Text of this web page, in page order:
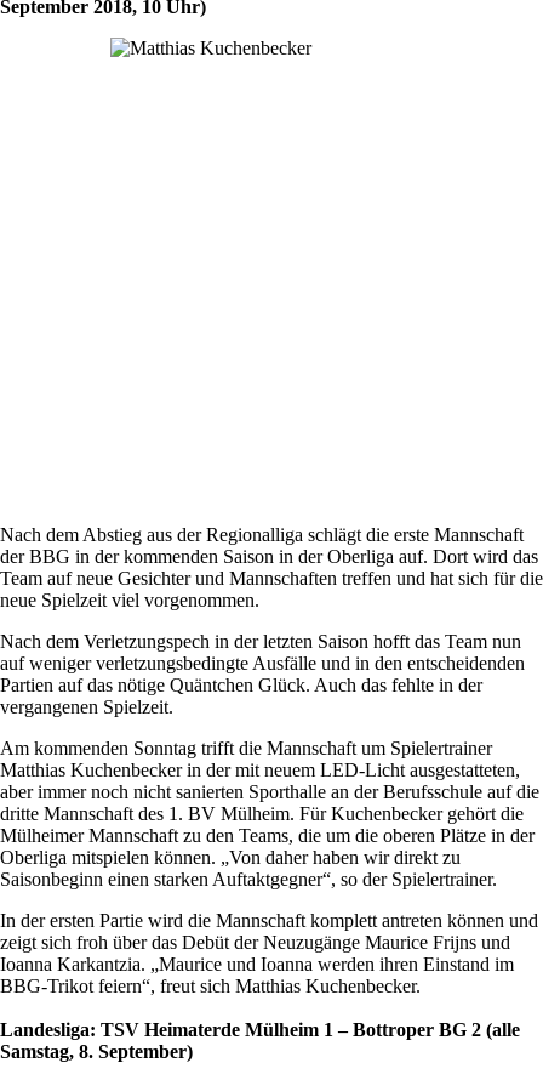
September 2018, 10 Uhr)
Nach dem Abstieg aus der Regionalliga schlägt die erste Mannschaft
der BBG in der kommenden Saison in der Oberliga auf. Dort wird das
Team auf neue Gesichter und Mannschaften treffen und hat sich für die
neue Spielzeit viel vorgenommen.
Nach dem Verletzungspech in der letzten Saison hofft das Team nun
auf weniger verletzungsbedingte Ausfälle und in den entscheidenden
Partien auf das nötige Quäntchen Glück. Auch das fehlte in der
vergangenen Spielzeit.
Am kommenden Sonntag trifft die Mannschaft um Spielertrainer
Matthias Kuchenbecker in der mit neuem LED-Licht ausgestatteten,
aber immer noch nicht sanierten Sporthalle an der Berufsschule auf die
dritte Mannschaft des 1. BV Mülheim. Für Kuchenbecker gehört die
Mülheimer Mannschaft zu den Teams, die um die oberen Plätze in der
Oberliga mitspielen können. „Von daher haben wir direkt zu
Saisonbeginn einen starken Auftaktgegner“, so der Spielertrainer.
In der ersten Partie wird die Mannschaft komplett antreten können und
zeigt sich froh über das Debüt der Neuzugänge Maurice Frijns und
Ioanna Karkantzia. „Maurice und Ioanna werden ihren Einstand im
BBG-Trikot feiern“, freut sich Matthias Kuchenbecker.
Landesliga: TSV Heimaterde Mülheim 1 – Bottroper BG 2 (alle
Samstag, 8. September)